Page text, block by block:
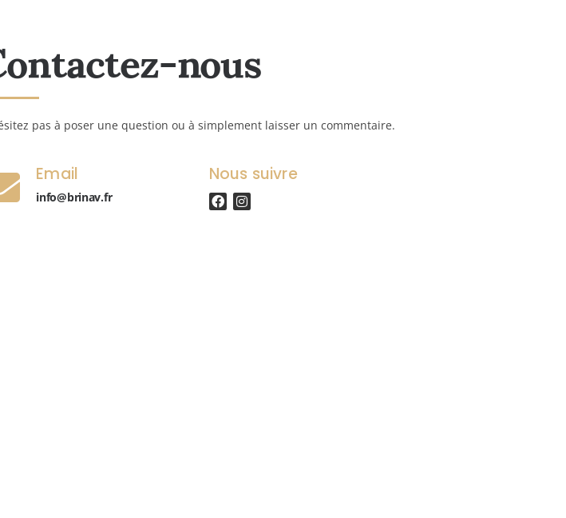
nous
pas à poser une question ou à simplement laisser un commentaire.
Email
info@brinav.fr
Nous suivre